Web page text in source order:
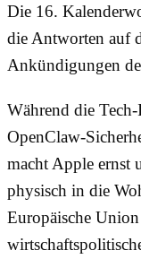
Die 16.
die Antworten auf
Ankündigungen
Während die
OpenClaw-
macht Apple ernst
physisch in die
Europäische